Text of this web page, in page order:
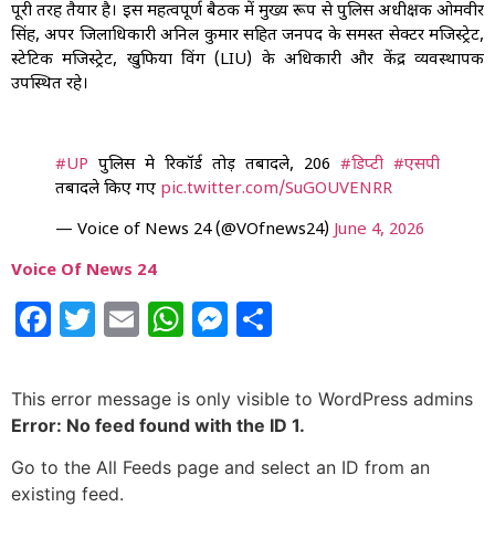
पूरी तरह तैयार है। इस महत्वपूर्ण बैठक में मुख्य रूप से पुलिस अधीक्षक ओमवीर
सिंह, अपर जिलाधिकारी अनिल कुमार सहित जनपद के समस्त सेक्टर मजिस्ट्रेट,
स्टेटिक मजिस्ट्रेट, खुफिया विंग (LIU) के अधिकारी और केंद्र व्यवस्थापक
उपस्थित रहे।
#UP पुलिस मे रिकॉर्ड तोड़ तबादले, 206 #डिप्टी #एसपी
तबादले किए गए pic.twitter.com/SuGOUVENRR
— Voice of News 24 (@VOfnews24) June 4, 2026
Voice Of News 24
Facebook
Twitter
EmailWhatsApp
Messenger
This error message is only visible to WordPress admins
Error: No feed found with the ID 1.
Go to the All Feeds page and select an ID from an
existing feed.